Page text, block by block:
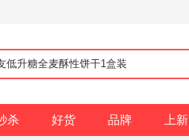
杀 好货 品牌 上新